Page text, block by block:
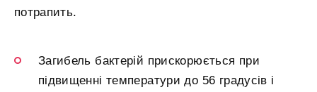
потрапить.
Загибель бактерій прискорюється при
підвищенні температури до 56 градусів і